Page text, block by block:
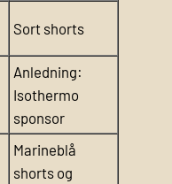
Sort shorts
Anledning:
Isothermo
sponsor
Marineblå
shorts og